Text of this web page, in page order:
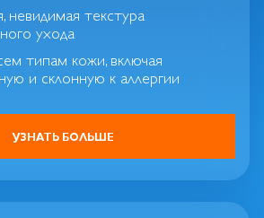
невидимая текстура
ухода
типам кожи, включая
и склонную к аллергии
УЗНАТЬ БОЛЬШЕ